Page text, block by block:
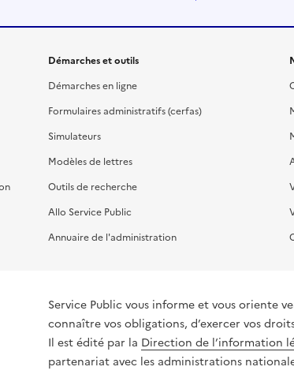
Démarches et outils
Démarches en ligne
Formulaires administratifs (cerfas)
Simulateurs
Modèles de lettres
Outils de recherche
Allo Service Public
Annuaire de l'administration
Service Public vous informe et vous oriente
connaître vos obligations, d’exercer vos
Il est édité par la Direction de l’information
partenariat avec les administrations